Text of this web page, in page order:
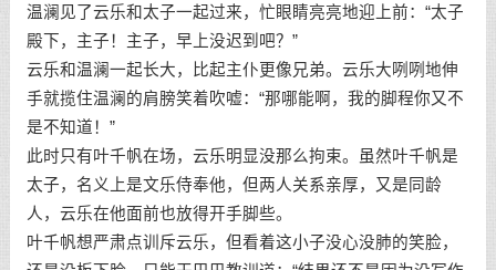
温澜见了云乐和太子一起过来，忙眼睛亮亮地迎上前：“太子
殿下，主子！主子，早上没迟到吧？”
云乐和温澜一起长大，比起主仆更像兄弟。云乐大咧咧地伸
手就揽住温澜的肩膀笑着吹嘘：“那哪能啊，我的脚程你又不
是不知道！”
此时只有叶千帆在场，云乐明显没那么拘束。虽然叶千帆是
太子，名义上是文乐侍奉他，但两人关系亲厚，又是同龄
人，云乐在他面前也放得开手脚些。
叶千帆想严肃点训斥云乐，但看着这小子没心没肺的笑脸，